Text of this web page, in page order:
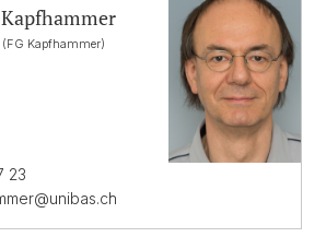
(FG Kapfhammer)
23